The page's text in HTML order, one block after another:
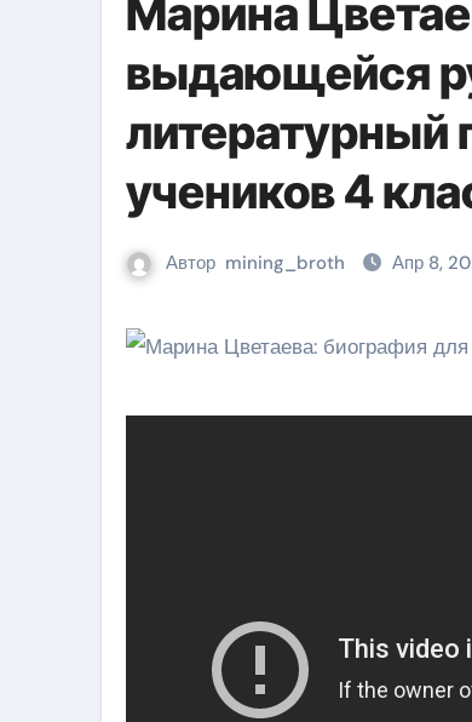
Марина
выдающейся
литературный
учеников 4
Автор mining_broth Апр 8,